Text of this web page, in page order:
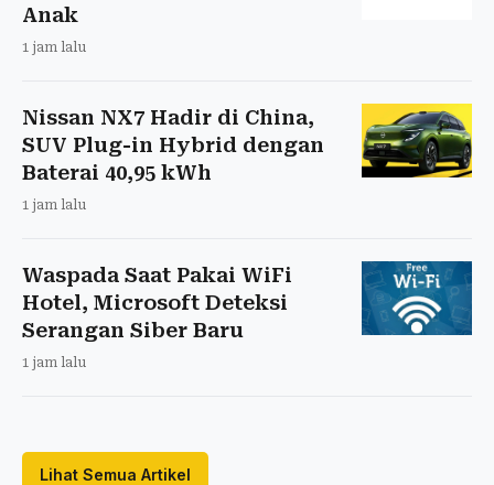
Anak
1 jam lalu
Nissan NX7 Hadir di China,
SUV Plug-in Hybrid dengan
Baterai 40,95 kWh
1 jam lalu
Waspada Saat Pakai WiFi
Hotel, Microsoft Deteksi
Serangan Siber Baru
1 jam lalu
Lihat Semua Artikel